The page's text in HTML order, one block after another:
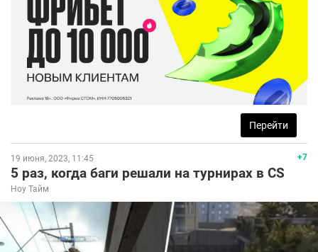
Перейти
+7
19 июня, 2023, 11:45
5 раз, когда баги решали на турнирах в CS
Ноу Тайм